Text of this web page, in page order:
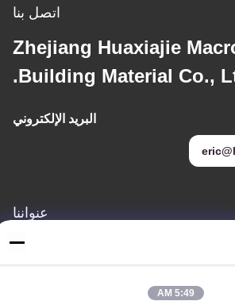
اتصل بنا
Zhejiang Huaxiajie
Building Material Co.,
البريد الإلكتروني
عنواننا
رفض 355 Zhiyuan طريق, Wukang مدينة, Deqing إقليم, جيجيانغ
5:49 AM